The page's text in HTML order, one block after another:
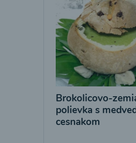
Brokolicovo-
polievka s
cesnakom